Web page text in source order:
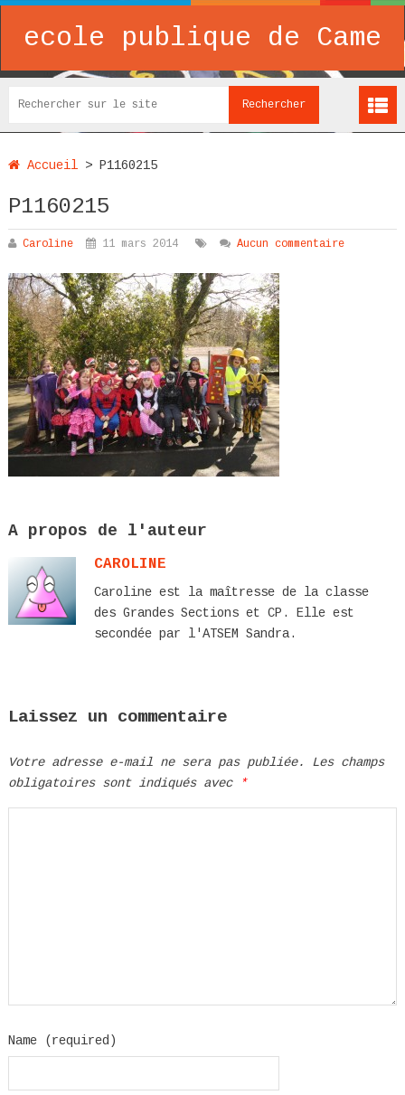
ecole publique de Came
Accueil> P1160215
P1160215
Caroline 11 mars 2014 Aucun commentaire
A propos de l'auteur
CAROLINE
Caroline est la maîtresse de la classe
des Grandes Sections et CP. Elle est
secondée par l'ATSEM Sandra.
Laissez un commentaire
Votre adresse e-mail ne sera pas publiée.
Les champs
obligatoires sont indiqués avec
*
Name (required)